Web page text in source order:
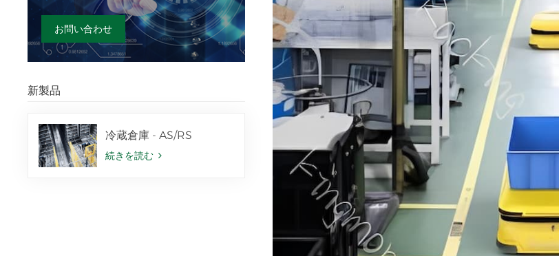
お問い合わせ
新製品
冷蔵倉庫 - AS/RS
続きを読む